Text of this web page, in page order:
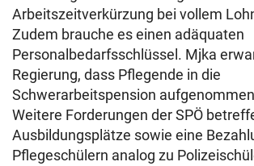
Arbeitszeitverkürzung bei vollem
Zudem brauche es einen adäquaten
Personalbedarfsschlüssel. Mjka
Regierung, dass Pflegende in die
Schwerarbeitspension
Weitere Forderungen der SPÖ
Ausbildungsplätze sowie eine
Pflegeschülern analog zu